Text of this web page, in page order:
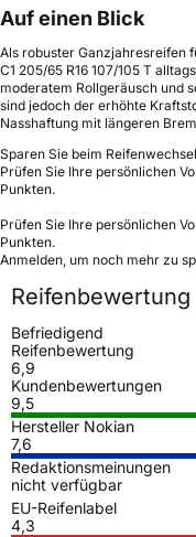
Auf einen Blick
Als robuster Ganzjahresreifen
C1 205/65 R16 107/105 T
moderatem Rollgeräusch und
sind jedoch der erhöhte
Nasshaftung mit längeren
Sparen Sie beim Reifenwechsel
Prüfen Sie Ihre persönlichen
Punkten.
Prüfen Sie Ihre persönlichen
Punkten.
Anmelden, um noch mehr zu
Reifenbewertung
Befriedigend
Reifenbewertung
6,9
Kundenbewertungen
9,5
Hersteller Nokian
7,6
Redaktionsmeinungen
nicht verfügbar
EU-Reifenlabel
4,3